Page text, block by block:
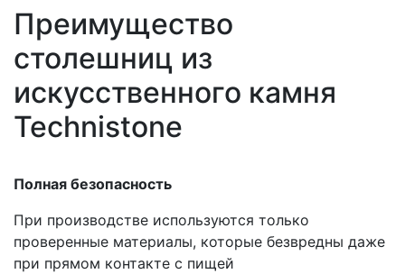
Преимущество
столешниц из
искусственного камня
Technistone
Полная безопасность
При производстве используются только
проверенные материалы, которые безвредны даже
при прямом контакте с пищей